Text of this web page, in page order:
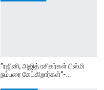
”ரஜினி, அஜித் ரசிகர்கள் பிஸ்மி
நம்பரை கேட்கிறார்கள்”-…